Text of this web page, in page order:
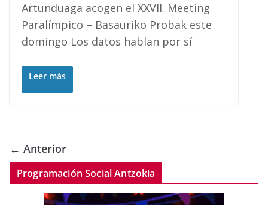
Artunduaga acogen el XXVII. Meeting
Paralímpico – Basauriko Probak este
domingo Los datos hablan por sí
Leer más
← Anterior
Programación Social Antzokia